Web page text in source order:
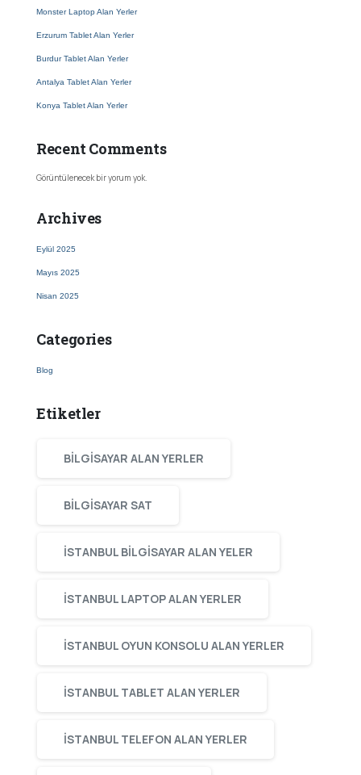
Monster Laptop Alan Yerler
Erzurum Tablet Alan Yerler
Burdur Tablet Alan Yerler
Antalya Tablet Alan Yerler
Konya Tablet Alan Yerler
Recent Comments
Görüntülenecek bir yorum yok.
Archives
Eylül 2025
Mayıs 2025
Nisan 2025
Categories
Blog
Etiketler
BILGISAYAR ALAN YERLER
BILGISAYAR SAT
ISTANBUL BILGISAYAR ALAN YELER
ISTANBUL LAPTOP ALAN YERLER
ISTANBUL OYUN KONSOLU ALAN YERLER
ISTANBUL TABLET ALAN YERLER
ISTANBUL TELEFON ALAN YERLER